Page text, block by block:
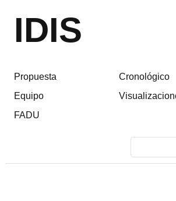
IDIS
Propuesta
Equipo
FADU
Cronológico